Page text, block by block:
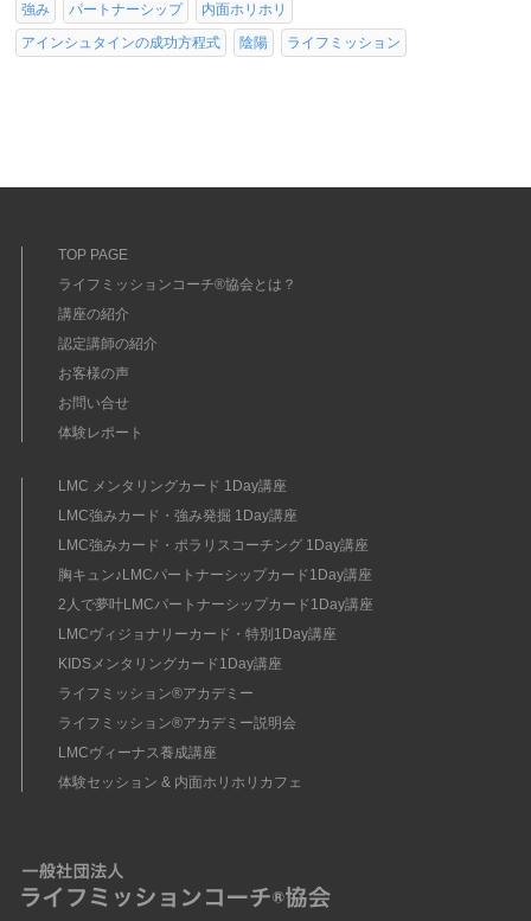
強み
パートナーシップ
内面ホリホリ
アインシュタインの成功方程式
陰陽 ライフミッション
TOP PAGE
ライフミッションコーチ®協会とは？
講座の紹介
認定講師の紹介
お客様の声
お問い合せ
体験レポート
LMC メンタリングカード 1Day講座
LMC強みカード・強み発掘 1Day講座
LMC強みカード・ポラリスコーチング 1Day講座
胸キュン♪LMCパートナーシップカード1Day講座
2人で夢叶LMCパートナーシップカード1Day講座
LMCヴィジョナリーカード・特別1Day講座
KIDSメンタリングカード1Day講座
ライフミッション®︎アカデミー
ライフミッション®︎アカデミー説明会
LMCヴィーナス養成講座
体験セッション & 内面ホリホリカフェ